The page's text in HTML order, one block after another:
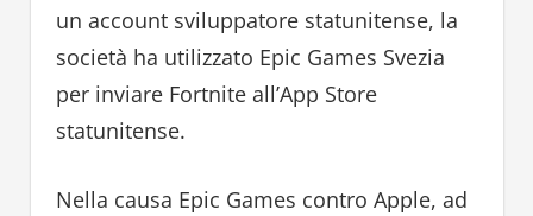
un account sviluppatore statunitense, la
società ha utilizzato Epic Games Svezia
per inviare Fortnite all’App Store
statunitense.
Nella causa Epic Games contro Apple, ad